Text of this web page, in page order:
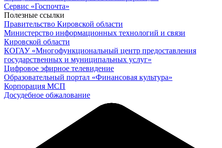
Cервис «Госпочта»
Полезные ссылки
Правительство Кировской области
Министерство информационных технологий и связи
Кировской области
КОГАУ «Многофункциональный центр предоставления
государственных и муниципальных услуг»
Цифровое эфирное телевидение
Образовательный портал «Финансовая культура»
Корпорация МСП
Досудебное обжалование